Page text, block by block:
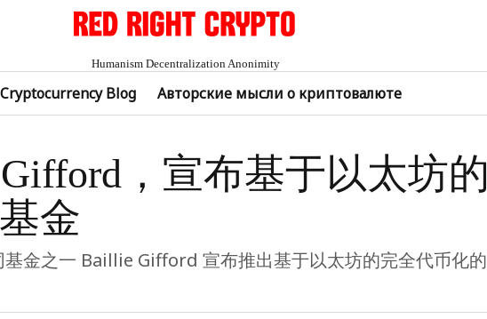
Humanism Decentralization Anonimity
Cryptocurrency Blog Авторские мысли о криптовалюте
，宣布基于以太坊的
金
基金之一 Baillie Gifford 宣布推出基于以太坊的完全代币化的